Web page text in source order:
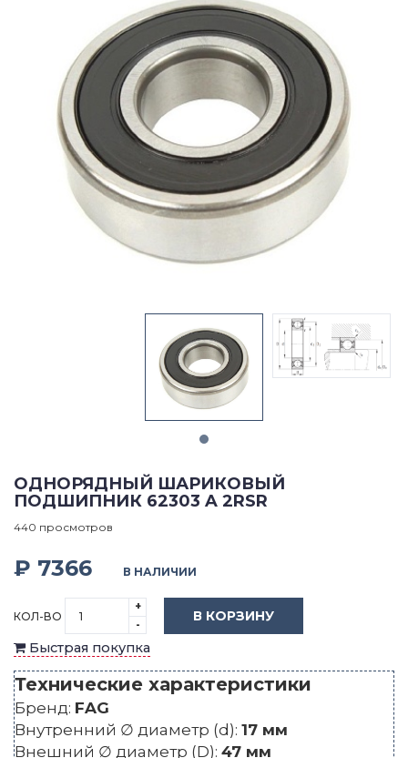
ОДНОРЯДНЫЙ ШАРИКОВЫЙ
ПОДШИПНИК 62303 A 2RSR
440 просмотров
₽ 7366 В НАЛИЧИИ
КОЛ-ВО
+
-
В КОРЗИНУ
Быстрая покупка
Технические характеристики
Бренд: FAG
Внутренний ∅ диаметр (d): 17 мм
Внешний ∅ диаметр (D): 47 мм